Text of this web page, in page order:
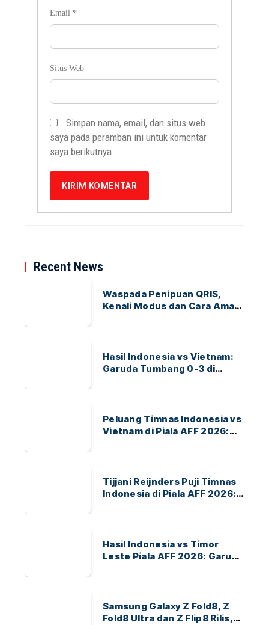
Email *
Situs Web
Simpan nama, email, dan situs web
saya pada peramban ini untuk komentar
saya berikutnya.
Recent News
Waspada Penipuan QRIS,
Kenali Modus dan Cara Aman
Hasil Indonesia vs Vietnam:
Garuda Tumbang 0-3 di
Peluang Timnas Indonesia vs
Vietnam di Piala AFF 2026:
Tijjani Reijnders Puji Timnas
Indonesia di Piala AFF 2026:
Hasil Indonesia vs Timor
Leste Piala AFF 2026: Garuda
Samsung Galaxy Z Fold8, Z
Fold8 Ultra dan Z Flip8 Rilis,